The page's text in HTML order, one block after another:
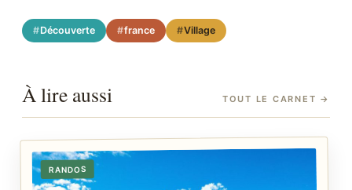
Découverte france Village
À lire aussi TOUT LE CARNET →
RANDOS